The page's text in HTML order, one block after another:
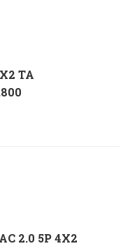
TA
2.0 5P 4X2